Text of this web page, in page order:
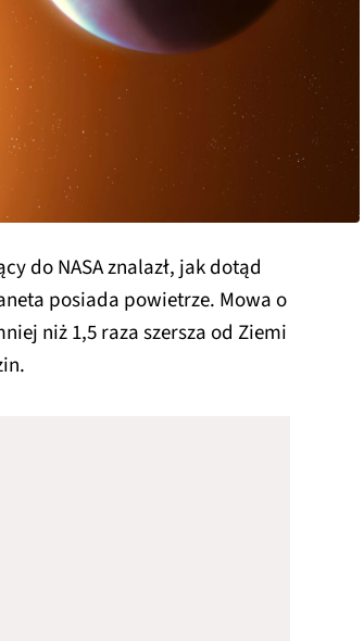
do NASA znalazł, jak dotąd
posiada powietrze. Mowa o
niż 1,5 raza szersza od Ziemi